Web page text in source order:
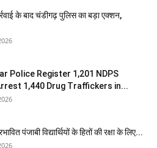
के बाद चंडीगढ़ पुलिस का बड़ा एक्शन,
Police Register 1,201 NDPS
1,440 Drug Traffickers in...
पंजाबी विद्यार्थियों के हितों की रक्षा के लिए...